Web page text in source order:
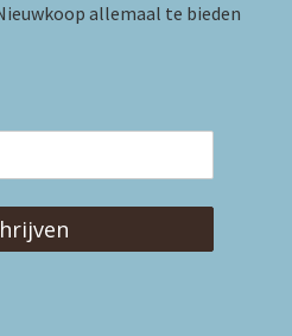
allemaal te bieden